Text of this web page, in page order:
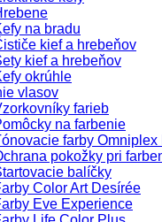
na bradu
kief a hrebeňov
kief a hrebeňov
okrúhle
vlasov
farieb
na farbenie
farby
pokožky pri
balíčky
Color Art Desírée
Eve Experience